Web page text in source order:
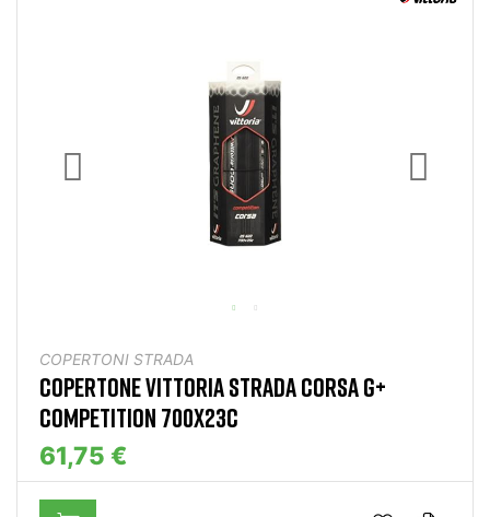
COPERTONI STRADA
COPERTONE VITTORIA STRADA CORSA G+
COMPETITION 700X23C
61,75 €